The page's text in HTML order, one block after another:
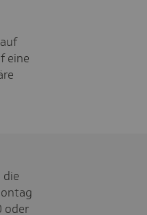
eine
die
oder